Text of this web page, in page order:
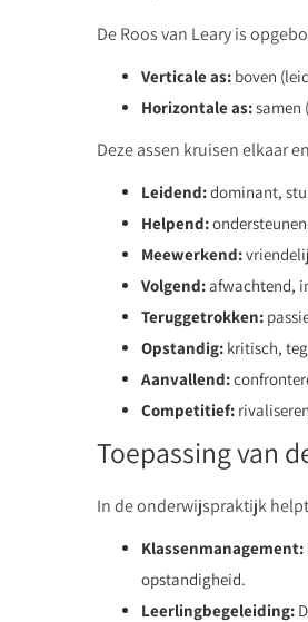
De Roos van Leary is
Verticale as: boven
Horizontale as:samen
Deze assen kruisen elkaar
Leidend:dominant,
Helpend:
Meewerkend:
Volgend:afwachtend,
Teruggetrokken:
Opstandig: kritisch,
Aanvallend:
Competitief:
Toepassing van
In de onderwijspraktijk
Klassenmanagement:
opstandigheid.
Leerlingbegeleiding: